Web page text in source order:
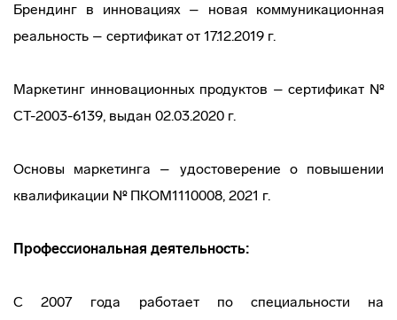
Брендинг в инновациях – новая коммуникационная
реальность – сертификат от 17.12.2019 г.
Маркетинг инновационных продуктов – сертификат №
СТ-2003-6139, выдан 02.03.2020 г.
Основы маркетинга – удостоверение о повышении
квалификации № ПКОМ1110008, 2021 г.
Профессиональная деятельность:
С 2007 года работает по специальности на